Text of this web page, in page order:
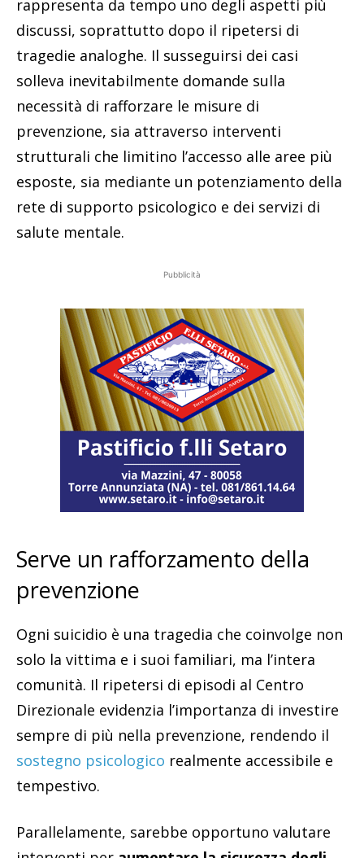
rappresenta da tempo uno degli aspetti più
discussi, soprattutto dopo il ripetersi di
tragedie analoghe. Il susseguirsi dei casi
solleva inevitabilmente domande sulla
necessità di rafforzare le misure di
prevenzione, sia attraverso interventi
strutturali che limitino l’accesso alle aree più
esposte, sia mediante un potenziamento della
rete di supporto psicologico e dei servizi di
salute mentale.
Pubblicità
Serve un rafforzamento della
prevenzione
Ogni suicidio è una tragedia che coinvolge non
solo la vittima e i suoi familiari, ma l’intera
comunità. Il ripetersi di episodi al Centro
Direzionale evidenzia l’importanza di investire
sempre di più nella prevenzione, rendendo il
sostegno psicologico realmente accessibile e
tempestivo.
Parallelamente, sarebbe opportuno valutare